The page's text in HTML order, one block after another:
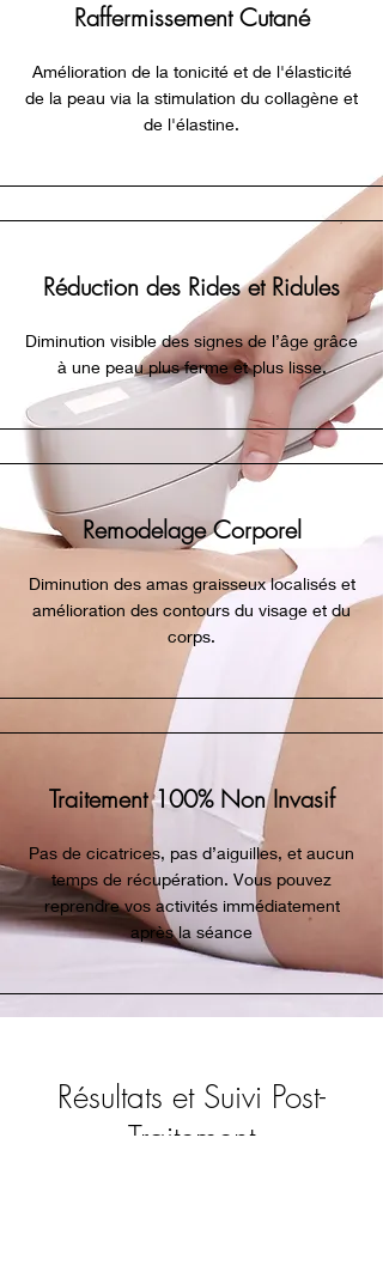
Raffermissement Cutané
Amélioration de la tonicité et de l'élasticité
de la peau via la stimulation du collagène et
de l'élastine.
Réduction des Rides et Ridules
Diminution visible des signes de l’âge grâce
à une peau plus ferme et plus lisse.
Remodelage Corporel
Diminution des amas graisseux localisés et
amélioration des contours du visage et du
corps.
Traitement 100% Non Invasif
Pas de cicatrices, pas d’aiguilles, et aucun
temps de récupération. Vous pouvez
reprendre vos activités immédiatement
après la séance
Résultats et Suivi Post-
Traitement